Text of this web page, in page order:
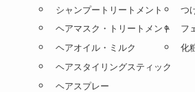
シャンプートリートメント
ヘアマスク・トリートメント
ヘアオイル・ミルク
ヘアスタイリングスティック
ヘアスプレー
つ
フ
化